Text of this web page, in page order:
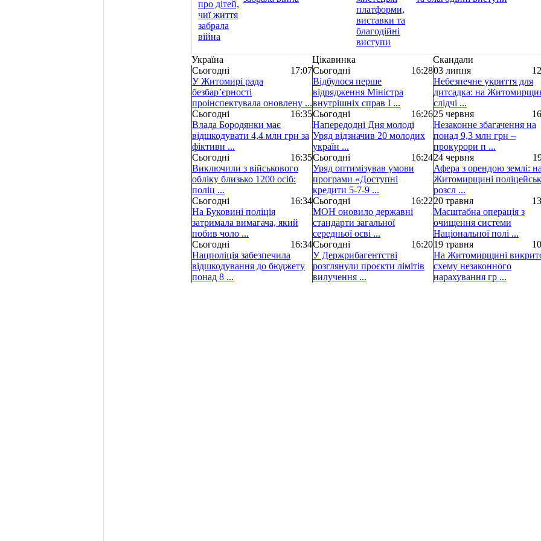
Україна Цікавинка
Скандали
Сьогодні
17:07
У Житомирі рада
безбар’єрності
проінспектувала оновлену ...
Сьогодні
16:35
Влада Бородянки має
відшкодувати 4,4 млн грн за
фіктивн ...
Сьогодні
16:35
Виключили з військового
обліку близько 1200 осіб:
поліц ...
Сьогодні
16:34
На Буковині поліція
затримала вимагача, який
побив чоло ...
Сьогодні
16:34
Нацполіція забезпечила
відшкодування до бюджету
понад 8 ...
Сьогодні
16:28
Відбулося перше
відрядження Міністра
внутрішніх справ І ...
Сьогодні
16:26
Напередодні Дня молоді
Уряд відзначив 20 молодих
україн ...
Сьогодні
16:24
Уряд оптимізував умови
програми «Доступні
кредити 5-7-9 ...
Сьогодні
16:22
МОН оновило державні
стандарти загальної
середньої осві ...
Сьогодні
16:20
У Держрибагентстві
розглянули проєкти лімітів
вилучення ...
03 липня
Небезпечне укриття для
дитсадка: на
слідчі ...
25 червня
Незаконне збагачення на
понад 9,3 млн грн –
прокурори п ...
24 червня
Афера з орендою землі: на
Житомирщині
розсл ...
20 травня
Масштабна операція з
очищення системи
Національної полі ...
19 травня
На Житомирщині
схему незаконного
нарахування гр ...